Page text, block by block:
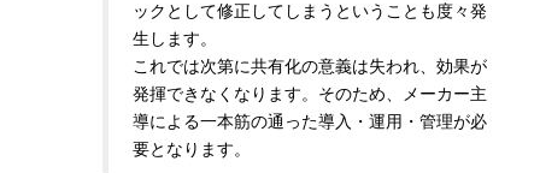
ックとして修正してしまうということも度々発
生します。
これでは次第に共有化の意義は失われ、効果が
発揮できなくなります。そのため、メーカー主
導による一本筋の通った導入・運用・管理が必
要となります。